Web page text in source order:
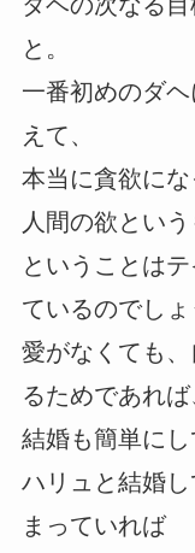
と。
一番初めのダ
えて、
本当に貪欲にな
人間の欲とい
ということは
ているのでしょ
愛がなくても
るためであれば
結婚も簡単に
ハリュと結婚
まっていれば